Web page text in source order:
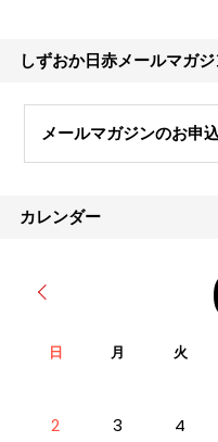
は、通常この時期は各国のリ
しずおか日赤メールマガジ
メールマガジンのお申
カレンダー
日 月 火
2
3 4